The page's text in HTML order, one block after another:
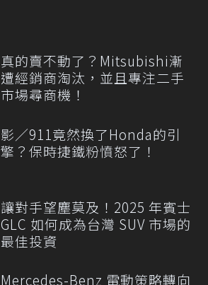
真的賣不動了？Mitsubishi漸
遭經銷商淘汰，並且專注二手
市場尋商機！
影／911竟然換了Honda的引
擎？保時捷鐵粉憤怒了！
讓對手望塵莫及！2025 年賓士
GLC 如何成為台灣 SUV 市場的
最佳投資
Mercedes-Benz 電動策略轉向